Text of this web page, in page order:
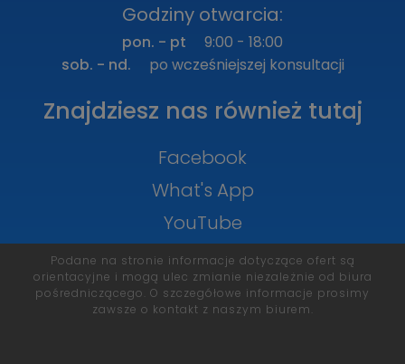
Godziny otwarcia:
pon. - pt
9:00 - 18:00
sob. - nd.
po wcześniejszej konsultacji
Znajdziesz nas również tutaj
Facebook
What's App
YouTube
Podane na stronie informacje dotyczące ofert są
orientacyjne i mogą ulec zmianie niezależnie od biura
pośredniczącego. O szczegółowe informacje prosimy
zawsze o kontakt z naszym biurem.